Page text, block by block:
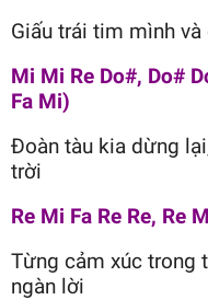
Giấu trái tim mình
Mi Mi Re Do#, Do#
Fa Mi)
Đoàn tàu kia dừng
trời
Re Mi Fa Re Re, Re
Từng cảm xúc trong
ngàn lời